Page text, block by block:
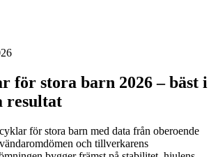
för stora barn 2026 – bäst i
resultat
för stora barn med data från oberoende
och tillverkarens